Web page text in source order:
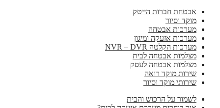
אבטחת חברות הייטק
מוקד וסיור
מערכות אבטחה
מערכות אזעקה ומיגון
מערכות הקלטה NVR – DVR
מצלמות אבטחה לבית
מצלמות אבטחה לעסק
שירות מוקד רואה
שירותי מוקד וסיור
לשמור על הרכוש והבית